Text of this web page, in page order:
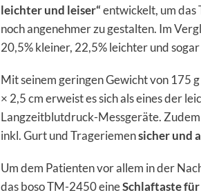
leichter und leiser“entwickelt, um das
noch angenehmer zu gestalten. Im
20,5% kleiner, 22,5% leichter und
Mit seinem geringen Gewicht von 175
× 2,5 cm erweist es sich als eines der
Langzeitblutdruck-Messgeräte.
inkl. Gurt und Trageriemensicher und
Um dem Patienten vor allem in der
das boso TM-2450 eineSchlaftaste